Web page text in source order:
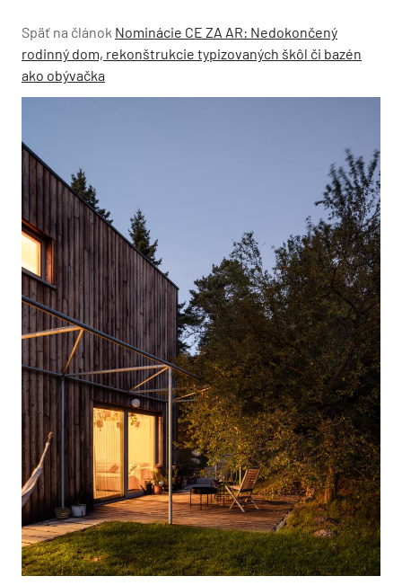
Späť na článok Nominácie CE ZA AR: Nedokončený
rodinný dom, rekonštrukcie typizovaných škôl či bazén
ako obývačka